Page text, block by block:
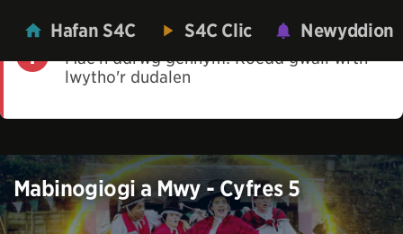
Hafan S4C S4C Clic Newyddion
Mae'n ddrwg gennym! Roedd gwall wrth
lwytho'r dudalen
Mabinogiogi a Mwy - Cyfres 5